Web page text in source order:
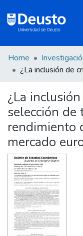
DeustoTeka
Communities
&
Collections
All of DSpace
Statistics
Policies
Home
¿La
selección
rendimiento
mercado